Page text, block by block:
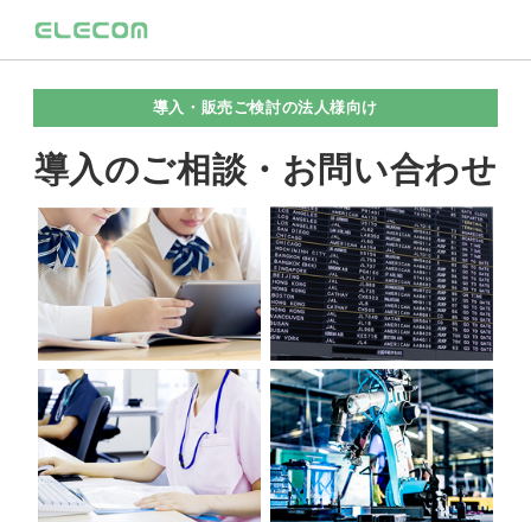
導入・販売ご検討の法人様向け
導入のご相談・お問い合わせ